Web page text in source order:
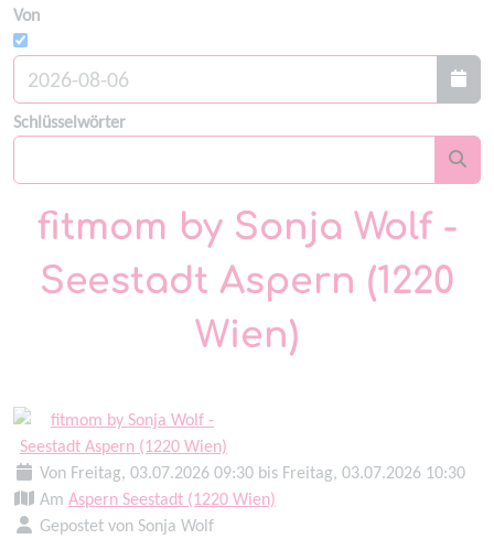
Von
Schlüsselwörter
fitmom by Sonja Wolf -
Seestadt Aspern (1220
Wien)
Von Freitag, 03.07.2026 09:30 bis Freitag, 03.07.2026 10:30
Am Aspern Seestadt (1220 Wien)
Gepostet von Sonja Wolf